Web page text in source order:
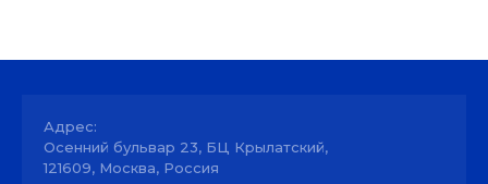
Адрес:
Осенний бульвар 23, БЦ Крылатский,
121609, Москва, Россия